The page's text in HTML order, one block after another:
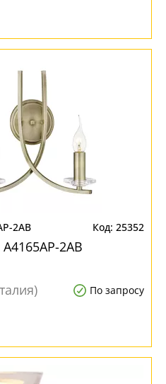
2AB 25352
2AB
По запросу